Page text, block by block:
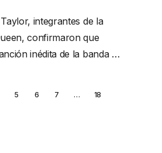
integrantes de la
confirmaron que
inédita de la banda …
5 6 7 … 18